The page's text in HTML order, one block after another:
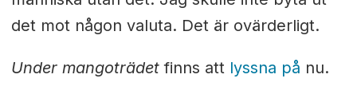
det mot någon valuta. Det är ovärderligt.
Under mangoträdetfinns att lyssna på nu.